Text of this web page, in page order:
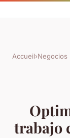
Accueil›Negocios
trabajo